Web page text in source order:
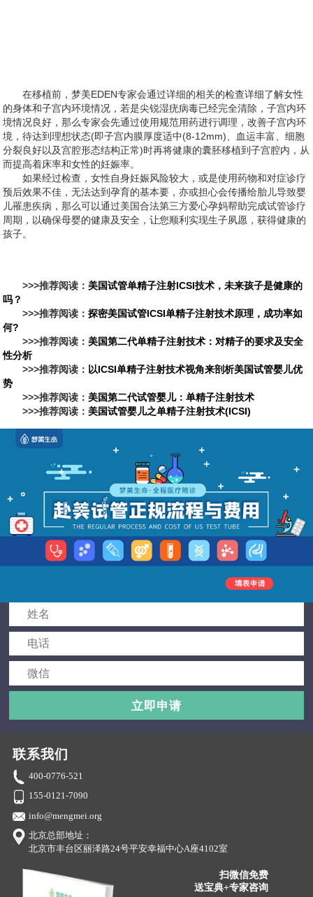
在移植前，梦美EDEN专家会通过详细的相关的检查详细了解女性
的身体和子宫内环境情况，若是尖锐湿疣病毒已经完全清除，子宫内环
境情况良好，那么专家会先通过使用规范用药进行调理，改善子宫内环
境，待达到理想状态(即子宫内膜厚度适中(8-12mm)、血运丰富、细胞
分裂良好以及宫腔形态结构正常)时再将健康的囊胚移植到子宫腔内，从
而提高着床率和女性的妊娠率。
如果经过检查，女性自身妊娠风险较大，或是使用药物和对症诊疗
预后效果不佳，无法达到孕育的基本要，亦或担心会传播给胎儿导致婴
儿罹患疾病，那么可以通过美国合法第三方爱心孕妈帮助完成试管诊疗
周期，以确保母婴的健康及安全，让您顺利实现生子夙愿，获得健康的
孩子。
>>>推荐阅读： 美国试管单精子注射ICSI技术，未来孩子是健康的
吗？
>>>推荐阅读： 探密美国试管ICSI单精子注射技术原理，成功率如
何?
>>>推荐阅读： 美国第二代单精子注射技术：对精子的要求及安全
性分析
>>>推荐阅读： 以ICSI单精子注射技术视角来剖析美国试管婴儿优
势
>>>推荐阅读： 美国第二代试管婴儿：单精子注射技术
>>>推荐阅读： 美国试管婴儿之单精子注射技术(ICSI)
立即申请
联系我们
400-0776-521
155-0121-7090
info@mengmei.org
北京总部地址：
北京市丰台区丽泽路24号平安幸福中心A座4102室
扫微信免费
送宝典+专家咨询